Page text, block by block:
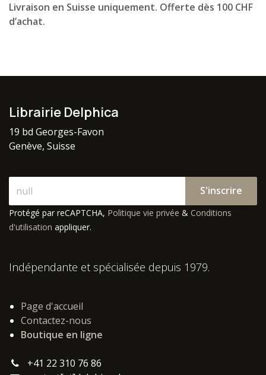
Livraison en Suisse uniquement. Offerte dès 100 CHF
d’achat.
Librairie Delphica
19 bd Georges-Favon
Genève, Suisse
S'inscrire
Protégé par reCAPTCHA, Politique vie privée & Conditions
d'utilisation appliquer.
Indépendante et spécialisée depuis 1979.
Page d'accueil
Contactez-nous
Boutique en ligne
+41 22 310 76 86